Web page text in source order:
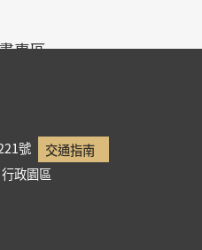
號
交通指南
行政園區
專區